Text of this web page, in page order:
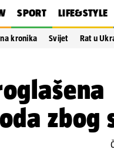
SPORT LIFE&STYLE
kronika Svijet Rat u
zbog